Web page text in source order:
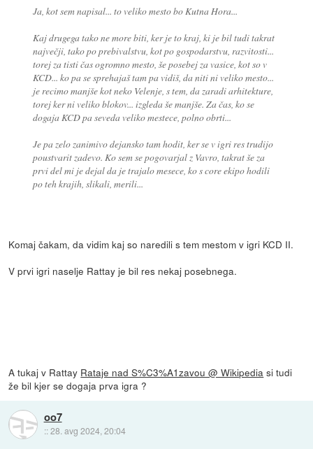
Ja, kot sem napisal... to veliko mesto bo Kutna Hora...
Kaj drugega tako ne more biti, ker je to kraj, ki je bil tudi takrat
največji, tako po prebivalstvu, kot po gospodarstvu, razvitosti...
torej za tisti čas ogromno mesto, še posebej za vasice, kot so v
KCD... ko pa se sprehajaš tam pa vidiš, da niti ni veliko mesto...
je recimo manjše kot neko Velenje, s tem, da zaradi arhitekture,
torej ker ni veliko blokov... izgleda še manjše. Za čas, ko se
dogaja KCD pa seveda veliko mestece, polno obrti...
Je pa zelo zanimivo dejansko tam hodit, ker se v igri res trudijo
poustvarit zadevo. Ko sem se pogovarjal z Vavro, takrat še za
prvi del mi je dejal da je trajalo mesece, ko s core ekipo hodili
po teh krajih, slikali, merili...
Komaj čakam, da vidim kaj so naredili s tem mestom v igri KCD II.
V prvi igri naselje Rattay je bil res nekaj posebnega.
A tukaj v Rattay Rataje nad S%C3%A1zavou @ Wikipedia si tudi
že bil kjer se dogaja prva igra ?
oo7
::28. avg 2024, 20:04